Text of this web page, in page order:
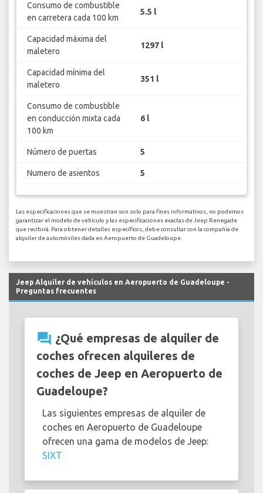
Consumo de combustible
en carretera cada 100 km
5.5 l
Capacidad máxima del
maletero
1297 l
Capacidad mínima del
maletero
351 l
Consumo de combustible
en conducción mixta cada
100 km
6 l
Número de puertas 5
Numero de asientos 5
Las especificaciones que se muestran son solo para fines informativos, no podemos
garantizar el modelo de vehículo y las especificaciones exactas de Jeep Renegade
que recibirá. Para obtener detalles específicos, debe consultar con la compañía de
alquiler de automóviles dada en Aeropuerto de Guadeloupe.
Jeep Alquiler de vehículos en Aeropuerto de Guadeloupe -
Preguntas frecuentes
question_answer ¿Qué empresas de alquiler de
coches ofrecen alquileres de
coches de Jeep en Aeropuerto de
Guadeloupe?
Las siguientes empresas de alquiler de
coches en Aeropuerto de Guadeloupe
ofrecen una gama de modelos de Jeep:
SIXT